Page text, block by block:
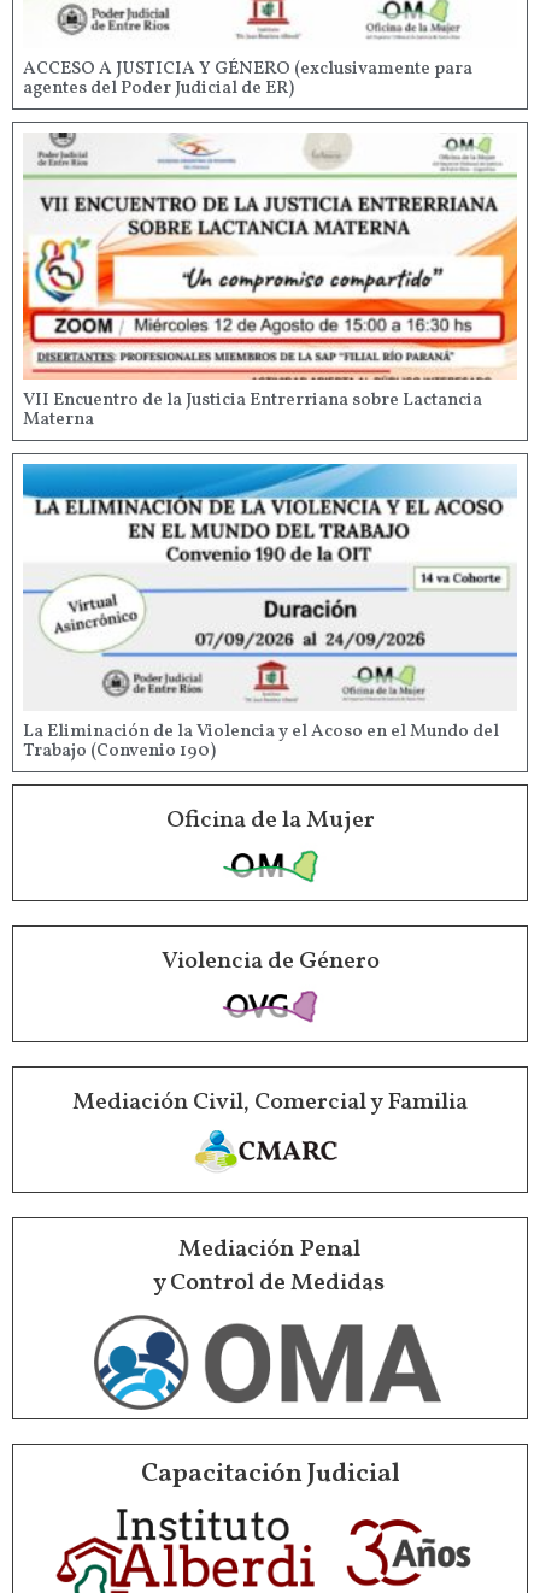
ACCESO A JUSTICIA Y GÉNERO (exclusivamente para
agentes del Poder Judicial de ER)
VII Encuentro de la Justicia Entrerriana sobre Lactancia
Materna
La Eliminación de la Violencia y el Acoso en el Mundo del
Trabajo (Convenio 190)
Oficina de la Mujer
Violencia de Género
Mediación Civil, Comercial y Familia
Mediación Penal
y Control de Medidas
Capacitación Judicial